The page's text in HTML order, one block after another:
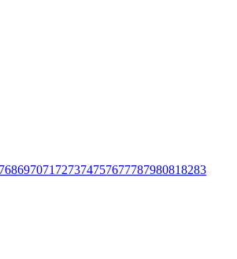
68697071 727374757677787980818283